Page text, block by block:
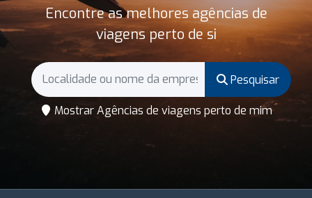
Encontre as melhores agências de
viagens perto de si
Pesquisar
Mostrar Agências de viagens perto de mim